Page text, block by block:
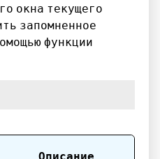
окна текущего
запомненное
функции